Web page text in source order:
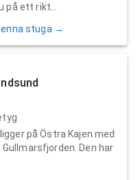
på ett rikt...
stuga →
på Östra Kajen med
Den har